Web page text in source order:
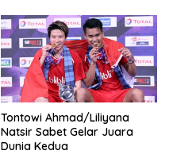
Tontowi Ahmad/Liliyana
Natsir Sabet Gelar Juara
Dunia Kedua